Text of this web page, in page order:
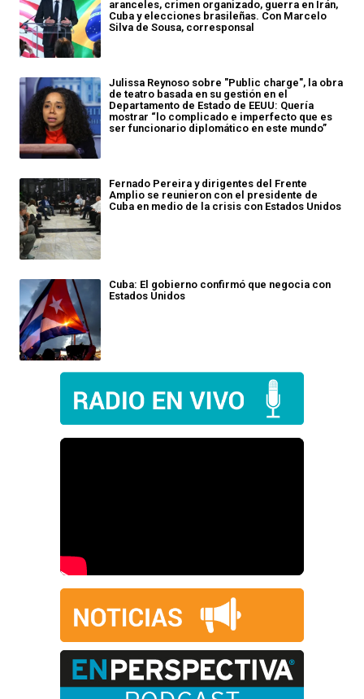
aranceles, crimen organizado, guerra en Irán,
Cuba y elecciones brasileñas. Con Marcelo
Silva de Sousa, corresponsal
Julissa Reynoso sobre "Public charge", la obra
de teatro basada en su gestión en el
Departamento de Estado de EEUU: Quería
mostrar “lo complicado e imperfecto que es
ser funcionario diplomático en este mundo”
Fernado Pereira y dirigentes del Frente
Amplio se reunieron con el presidente de
Cuba en medio de la crisis con Estados Unidos
Cuba: El gobierno confirmó que negocia con
Estados Unidos